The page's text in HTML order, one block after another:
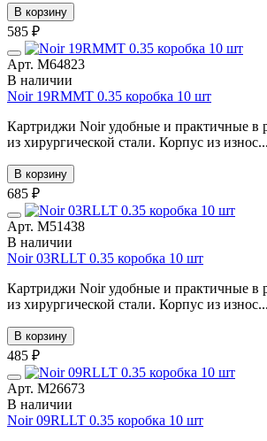
В корзину
585 ₽
Арт. М64823
В наличии
Noir 19RMMT 0.35 коробка 10 шт
Картриджи Noir удобные и практичные в
из хирургической стали. Корпус из износ...
В корзину
685 ₽
Арт. М51438
В наличии
Noir 03RLLT 0.35 коробка 10 шт
Картриджи Noir удобные и практичные в
из хирургической стали. Корпус из износ...
В корзину
485 ₽
Арт. М26673
В наличии
Noir 09RLLT 0.35 коробка 10 шт